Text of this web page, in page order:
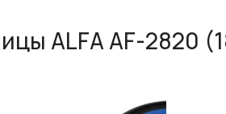
ALFA AF-2820